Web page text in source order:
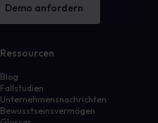
Demo anfordern
Ressourcen
Blog
Fallstudien
Unternehmensnachrichten
Bewusstseinsvermögen